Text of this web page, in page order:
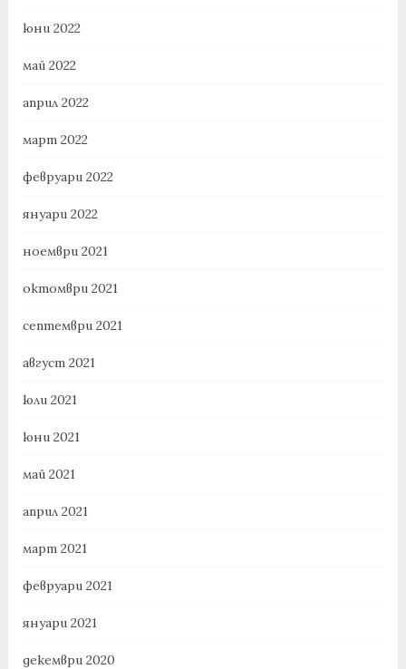
юни 2022
май 2022
април 2022
март 2022
февруари 2022
януари 2022
ноември 2021
октомври 2021
септември 2021
август 2021
юли 2021
юни 2021
май 2021
април 2021
март 2021
февруари 2021
януари 2021
декември 2020